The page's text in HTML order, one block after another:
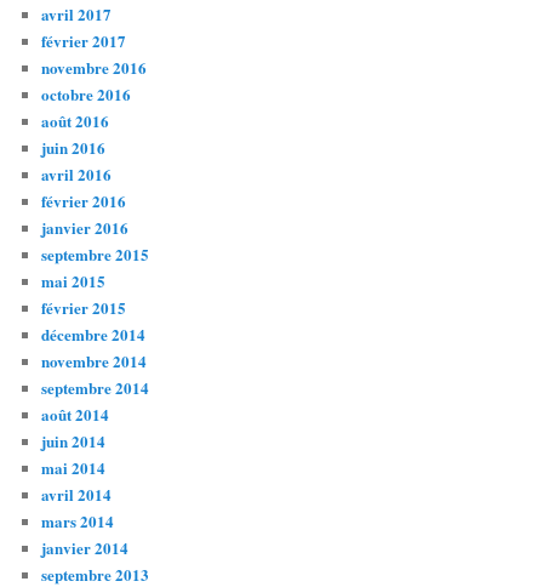
avril 2017
février 2017
novembre 2016
octobre 2016
août 2016
juin 2016
avril 2016
février 2016
janvier 2016
septembre 2015
mai 2015
février 2015
décembre 2014
novembre 2014
septembre 2014
août 2014
juin 2014
mai 2014
avril 2014
mars 2014
janvier 2014
septembre 2013